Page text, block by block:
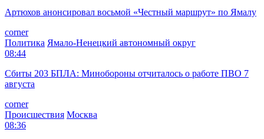
Артюхов анонсировал восьмой «Честный маршрут» по Ямалу
corner
Политика Ямало-Ненецкий автономный округ
08:44
Сбиты 203 БПЛА: Минобороны отчиталось о работе ПВО 7
августа
corner
Происшествия Москва
08:36